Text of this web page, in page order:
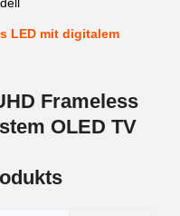
LED mit digitalem
Frameless
OLED TV